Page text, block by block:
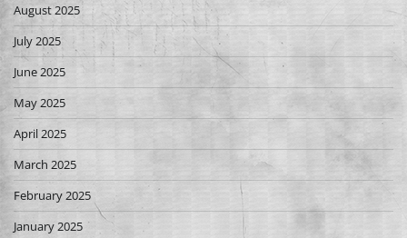
August 2025
July 2025
June 2025
May 2025
April 2025
March 2025
February 2025
January 2025